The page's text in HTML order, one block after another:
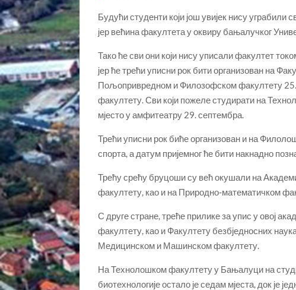
Будући студенти који још увијек нису
јер већина факултета у оквиру бањалучког
Тако ће сви они који нису уписали факултет
јер ће трећи уписни рок бити организован на
Пољопривредном и Филозофском факултету
факултету. Сви који пожеле студирати на
мјесто у амфитеатру 29. септембра.
Трећи уписни рок биће организован и на
спорта, а датум пријемног ће бити накнадно
Трећу срећу бруцоши су већ окушали на
факултету, као и на Природно-математичком
С друге стране, треће прилике за упис у овој
факултету, као и Факултету безбједносних
Медицинском и Машинском факултету.
На Технолошком факултету у Бањалуци на
биотехнологије остало је седам мјеста, док је